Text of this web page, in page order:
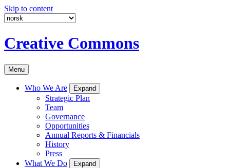
Skip to content
Creative Commons
Menu
Who We Are Expand
Strategic Plan
Team
Governance
Opportunities
Annual Reports & Financials
History
Press
What We Do
Expand